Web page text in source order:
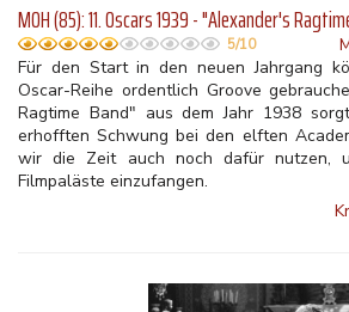
MOH (85): 11. Oscars 1939 - "Alexander's
5/10
Für den Start in den neuen Jahrgang
Oscar-Reihe ordentlich Groove
Ragtime Band" aus dem Jahr 1938
erhofften Schwung bei den elften
wir die Zeit auch noch dafür nutzen,
Filmpaläste einzufangen.